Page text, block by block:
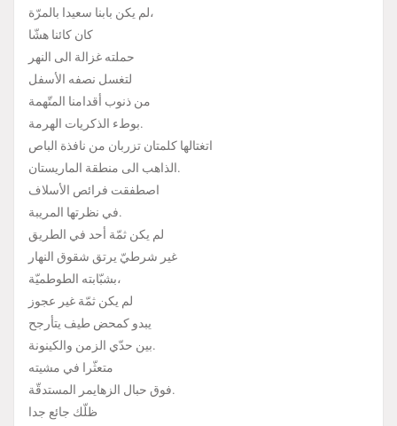
لم يكن بابنا سعيدا بالمرّة،
كان كائنا هشّا
حملته غزالة الى النهر
لتغسل نصفه الأسفل
من ذنوب أقدامنا المتّهمة
بوطء الذكريات الهرمة.
اتغتالها كلمتان تزربان من نافذة الباص
الذاهب الى منطقة الماريستان.
اصطفقت فرائص الأسلاف
في نظرتها المريبة.
لم يكن ثمّة أحد في الطريق
غير شرطيّ يرتق شقوق النهار
بشبّابته الطوطميّة،
لم يكن ثمّة غير عجوز
يبدو كمحض طيف يتأرجح
بين حدّي الزمن والكينونة.
متعثّرا في مشيته
فوق حبال الزهايمر المستدقّة.
ظلّك جائع جدا